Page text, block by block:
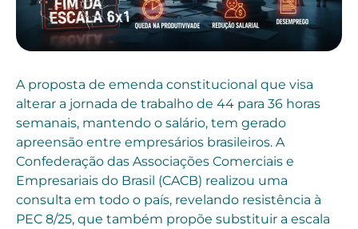
A proposta de emenda constitucional que visa
alterar a jornada de trabalho de 44 para 36 horas
semanais, mantendo o salário, tem gerado
apreensão entre empresários brasileiros. A
Confederação das Associações Comerciais e
Empresariais do Brasil (CACB) realizou uma
consulta em todo o país, revelando resistência à
PEC 8/25, que também propõe substituir a escala